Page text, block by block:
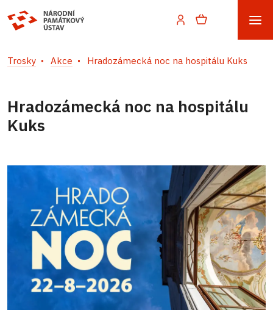
Trosky Akce Hradozámecká noc na hospitálu Kuks
Hradozámecká noc na hospitálu
Kuks